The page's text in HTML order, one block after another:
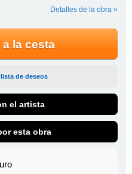
Detalles de la obra »
la cesta
de deseos
el artista
esta obra